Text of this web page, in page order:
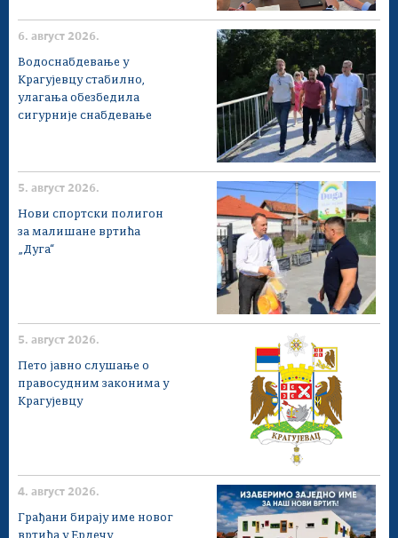
6. август 2026.
Водоснабдевање у
Крагујевцу стабилно,
улагања обезбедила
сигурније снабдевање
5. август 2026.
Нови спортски полигон
за малишане вртића
„Дуга“
5. август 2026.
Пето јавно слушање о
правосудним законима у
Крагујевцу
4. август 2026.
Грађани бирају име новог